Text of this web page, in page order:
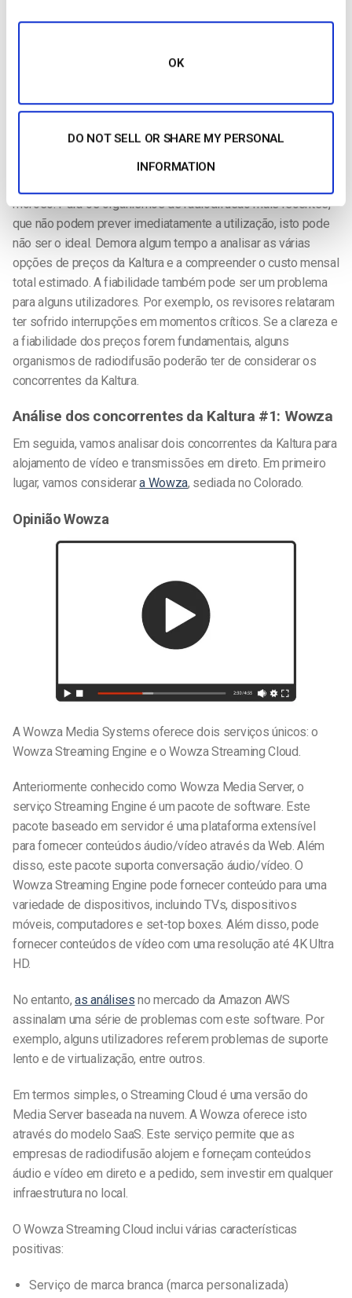
OK
DO NOT SELL OR SHARE MY PERSONAL
INFORMATION
Como resultado, é difícil ter a certeza de que a sua
bem com a Kaltura. Os utilizadores que procuram esta
moroso. Para os organismos de radiodifusão mais recentes,
que não podem prever imediatamente a utilização, isto pode
não ser o ideal. Demora algum tempo a analisar as várias
opções de preços da Kaltura e a compreender o custo mensal
total estimado. A fiabilidade também pode ser um problema
para alguns utilizadores. Por exemplo, os revisores relataram
ter sofrido interrupções em momentos críticos. Se a clareza e
a fiabilidade dos preços forem fundamentais, alguns
organismos de radiodifusão poderão ter de considerar os
concorrentes da Kaltura.
Análise dos concorrentes da Kaltura #1: Wowza
Em seguida, vamos analisar dois concorrentes da Kaltura para
alojamento de vídeo e transmissões em direto. Em primeiro
lugar, vamos considerara Wowza, sediada no Colorado.
Opinião Wowza
A Wowza Media Systems oferece dois serviços únicos: o
Wowza Streaming Engine e o Wowza Streaming Cloud.
Anteriormente conhecido como Wowza Media Server, o
serviço Streaming Engine é um pacote de software. Este
pacote baseado em servidor é uma plataforma extensível
para fornecer conteúdos áudio/vídeo através da Web. Além
disso, este pacote suporta conversação áudio/vídeo. O
Wowza Streaming Engine pode fornecer conteúdo para uma
variedade de dispositivos, incluindo TVs, dispositivos
móveis, computadores e set-top boxes. Além disso, pode
fornecer conteúdos de vídeo com uma resolução até 4K Ultra
HD.
No entanto,as análises no mercado da Amazon AWS
assinalam uma série de problemas com este software. Por
exemplo, alguns utilizadores referem problemas de suporte
lento e de virtualização, entre outros.
Em termos simples, o Streaming Cloud é uma versão do
Media Server baseada na nuvem. A Wowza oferece isto
através do modelo SaaS. Este serviço permite que as
empresas de radiodifusão alojem e forneçam conteúdos
áudio e vídeo em direto e a pedido, sem investir em qualquer
infraestrutura no local.
O Wowza Streaming Cloud inclui várias características
positivas:
Serviço de marca branca (marca personalizada)